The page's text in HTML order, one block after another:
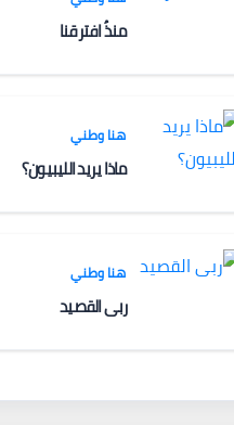
والتدريب الخاص في ليبيا
منذُ افترقنا
هنا وطني
ماذا يريد الليبيون؟
هنا وطني
ربى القصيد